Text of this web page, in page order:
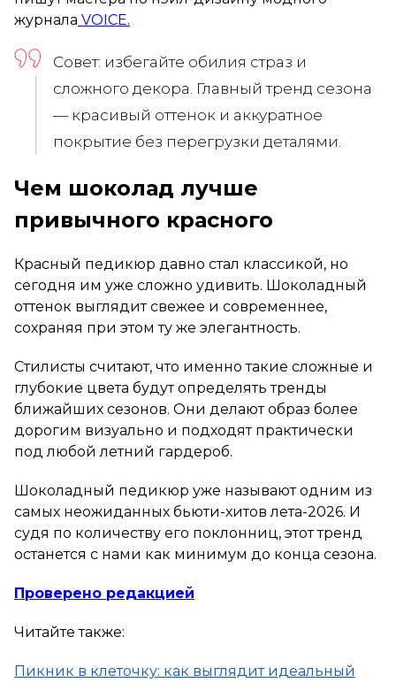
журнала VOICE.
Совет: избегайте обилия страз и
сложного декора. Главный тренд сезона
— красивый оттенок и аккуратное
покрытие без перегрузки деталями.
Чем шоколад лучше
привычного красного
Красный педикюр давно стал классикой, но
сегодня им уже сложно удивить. Шоколадный
оттенок выглядит свежее и современнее,
сохраняя при этом ту же элегантность.
Стилисты считают, что именно такие сложные и
глубокие цвета будут определять тренды
ближайших сезонов. Они делают образ более
дорогим визуально и подходят практически
под любой летний гардероб.
Шоколадный педикюр уже называют одним из
самых неожиданных бьюти-хитов лета-2026. И
судя по количеству его поклонниц, этот тренд
останется с нами как минимум до конца сезона.
Проверено редакцией
Читайте также:
Пикник в клеточку: как выглядит идеальный